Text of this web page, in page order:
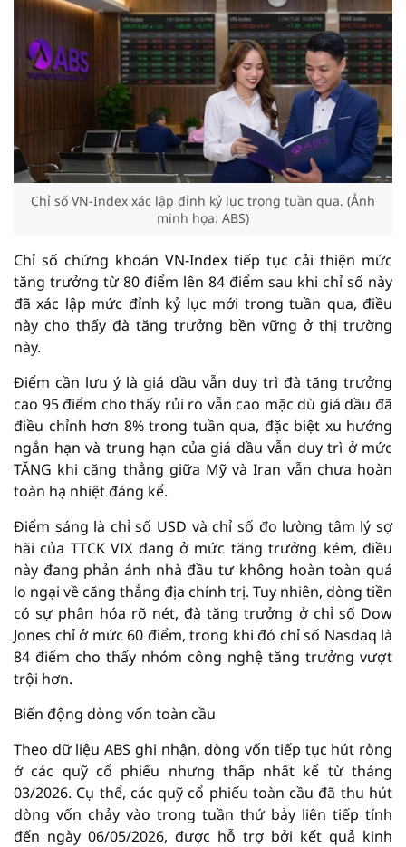
Chỉ số VN-Index xác lập đỉnh kỷ lục trong tuần qua. (Ảnh
minh họa: ABS)
Chỉ số chứng khoán VN-Index tiếp tục cải thiện mức
tăng trưởng từ 80 điểm lên 84 điểm sau khi chỉ số này
đã xác lập mức đỉnh kỷ lục mới trong tuần qua, điều
này cho thấy đà tăng trưởng bền vững ở thị trường
này.
Điểm cần lưu ý là giá dầu vẫn duy trì đà tăng trưởng
cao 95 điểm cho thấy rủi ro vẫn cao mặc dù giá dầu đã
điều chỉnh hơn 8% trong tuần qua, đặc biệt xu hướng
ngắn hạn và trung hạn của giá dầu vẫn duy trì ở mức
TĂNG khi căng thẳng giữa Mỹ và Iran vẫn chưa hoàn
toàn hạ nhiệt đáng kể.
Điểm sáng là chỉ số USD và chỉ số đo lường tâm lý sợ
hãi của TTCK VIX đang ở mức tăng trưởng kém, điều
này đang phản ánh nhà đầu tư không hoàn toàn quá
lo ngại về căng thẳng địa chính trị. Tuy nhiên, dòng tiền
có sự phân hóa rõ nét, đà tăng trưởng ở chỉ số Dow
Jones chỉ ở mức 60 điểm, trong khi đó chỉ số Nasdaq là
84 điểm cho thấy nhóm công nghệ tăng trưởng vượt
trội hơn.
Biến động dòng vốn toàn cầu
Theo dữ liệu ABS ghi nhận, dòng vốn tiếp tục hút ròng
ở các quỹ cổ phiếu nhưng thấp nhất kể từ tháng
03/2026. Cụ thể, các quỹ cổ phiếu toàn cầu đã thu hút
dòng vốn chảy vào trong tuần thứ bảy liên tiếp tính
đến ngày 06/05/2026, được hỗ trợ bởi kết quả kinh